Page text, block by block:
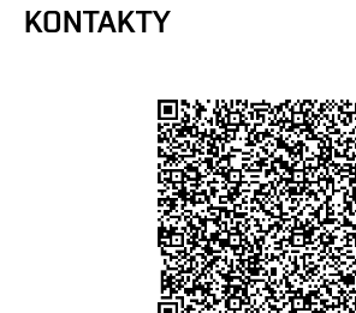
KONTAKTY